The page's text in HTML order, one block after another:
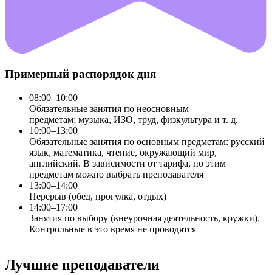
Примерный распорядок дня
08:00–10:00
Обязательные занятия по неосновным
предметам: музыка, ИЗО, труд, физкультура и т. д.
10:00–13:00
Обязательные занятия по основным предметам: русский
язык, математика, чтение, окружающий мир,
английский. В зависимости от тарифа, по этим
предметам можно выбрать преподавателя
13:00–14:00
Перерыв (обед, прогулка, отдых)
14:00–17:00
Занятия по выбору (внеурочная деятельность, кружки).
Контрольные в это время не проводятся
Лучшие преподаватели